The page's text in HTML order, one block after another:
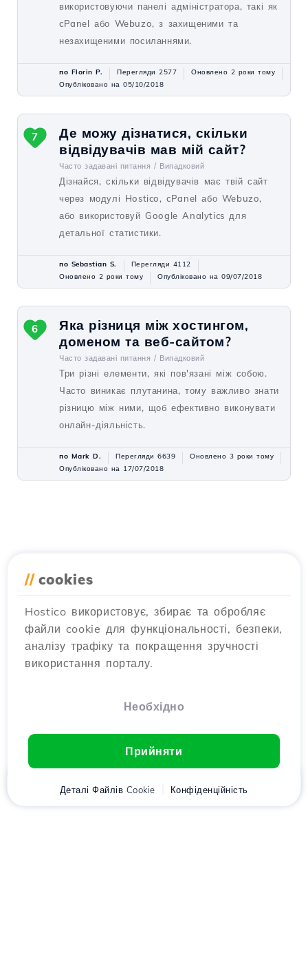
використовуючи панелі адміністратора, такі як
cPanel або Webuzo, з захищеними та
незахищеними посиланнями.
по Florin P. Перегляди 2577
Оновлено 2 роки тому
Опубліковано на 05/10/2018
Де можу дізнатися, скільки
відвідувачів мав мій сайт?
Часто задавані питання / Випадковий
Дізнайся, скільки відвідувачів має твій сайт
через модулі Hostico, cPanel або Webuzo,
або використовуй Google Analytics для
детальної статистики.
7
по Sebastian S.
Перегляди 4112
Оновлено 2 роки тому
Опубліковано на 09/07/2018
Яка різниця між хостингом,
доменом та веб-сайтом?
Часто задавані питання / Випадковий
Три різні елементи, які пов'язані між собою.
Часто виникає плутанина, тому важливо знати
різницю між ними, щоб ефективно виконувати
онлайн-діяльність.
6
по Mark D. Перегляди 6639
Оновлено 3 роки тому
Опубліковано на 17/07/2018
// cookies
Hostico використовує, збирає та обробляє
файли cookie для функціональності, безпеки,
аналізу трафіку та покращення зручності
використання порталу.
Необхідно
Прийняти
Деталі Файлів Cookie Конфіденційність
Клієнт Кошик Chat